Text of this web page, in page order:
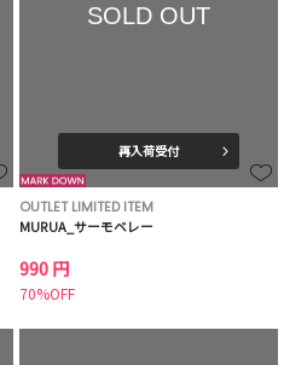
SOLD OUT
再入荷受付
OUTLET LIMITED ITEM
MURUA_サーモベレー
990 円
70%OFF